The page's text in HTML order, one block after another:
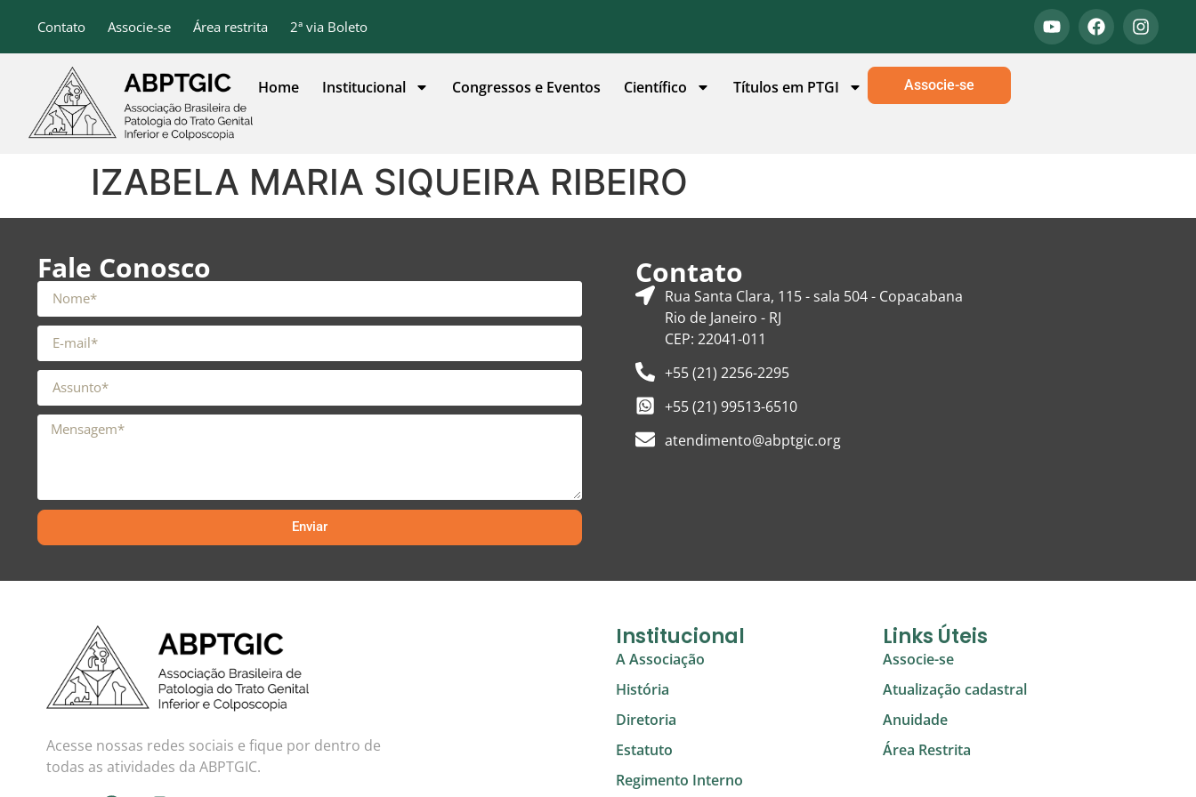
conteúdo
Contato Associe-se Área restrita 2ª via Boleto
Home Institucional Congressos e Eventos Científico Títulos em PTGI Associe-se
IZABELA MARIA SIQUEIRA RIBEIRO
Fale Conosco
Enviar
Contato
Rua Santa Clara, 115 - sala 504 - Copacabana
Rio de Janeiro - RJ
CEP: 22041-011
+55 (21) 2256-2295
+55 (21) 99513-6510
atendimento@abptgic.org
Acesse nossas redes sociais e fique por dentro de
todas as atividades da ABPTGIC.
Institucional
A Associação
História
Diretoria
Estatuto
Regimento Interno
Links Úteis
Associe-se
Atualização cadastral
Anuidade
Área Restrita